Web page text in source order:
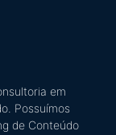
em
​. Possuímos
de Conteúdo